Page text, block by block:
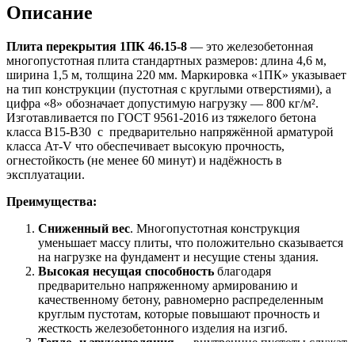
Описание
Плита перекрытия 1ПК 46.15-8 — это железобетонная
многопустотная плита стандартных размеров: длина 4,6 м,
ширина 1,5 м, толщина 220 мм. Маркировка «1ПК» указывает
на тип конструкции (пустотная с круглыми отверстиями), а
цифра «8» обозначает допустимую нагрузку — 800 кг/м².
Изготавливается по ГОСТ 9561-2016 из тяжелого бетона
класса B15-B30 с предварительно напряжённой арматурой
класса Ат‑V что обеспечивает высокую прочность,
огнестойкость (не менее 60 минут) и надёжность в
эксплуатации.
Преимущества:
Сниженный вес. Многопустотная конструкция
уменьшает массу плиты, что положительно сказывается
на нагрузке на фундамент и несущие стены здания.
Высокая несущая способность благодаря
предварительно напряженному армированию и
качественному бетону, равномерно распределенным
круглым пустотам, которые повышают прочность и
жесткость железобетонного изделия на изгиб.